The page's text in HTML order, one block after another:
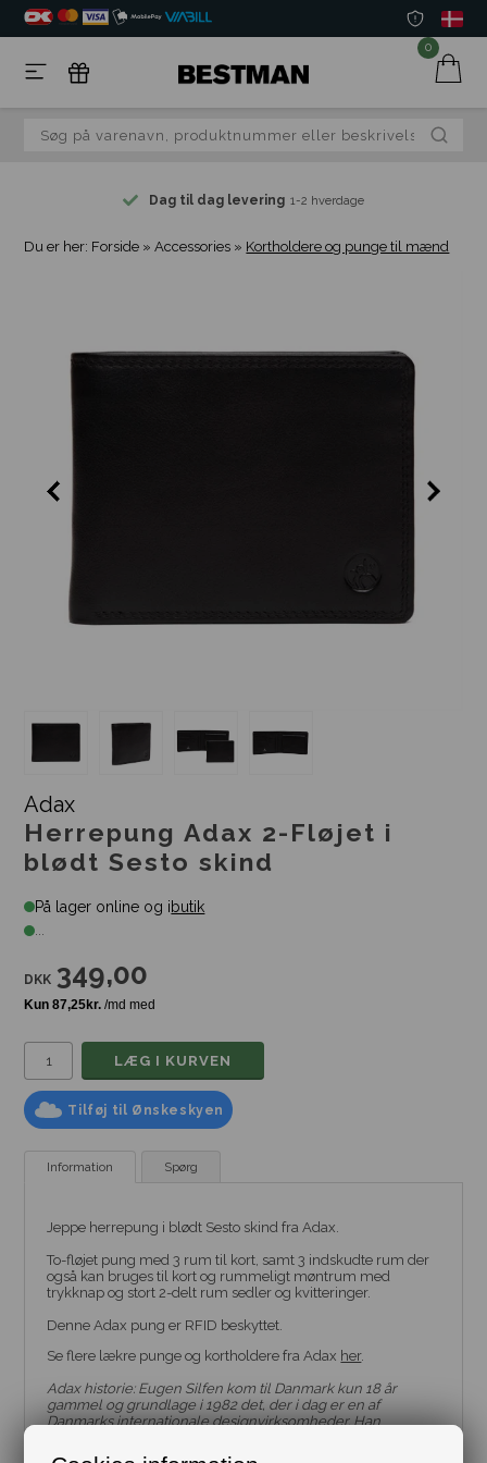
0
Dag til dag levering 1-2 hverdage
Du er her: Forside »Accessories » Kortholdere og punge til mænd
Adax
Herrepung Adax 2-Fløjet i
blødt Sesto skind
På lager online og ibutik
...
DKK 349,00
Tilføj til Ønskeskyen
Information Spørg
Jeppe herrepung i blødt Sesto skind fra Adax.
To-fløjet pung med 3 rum til kort, samt 3 indskudte rum der
også kan bruges til kort og rummeligt møntrum med
trykknap og stort 2-delt rum sedler og kvitteringer.
Denne Adax pung er RFID beskyttet.
Se flere lækre punge og kortholdere fra Adax her.
Adax historie: Eugen Silfen kom til Danmark kun 18 år
gammel og grundlage i 1982 det, der i dag er en af
Danmarks internationale designvirksomheder. Han
butikkerne og opbyggede trin for trin ADAX som vi kender i